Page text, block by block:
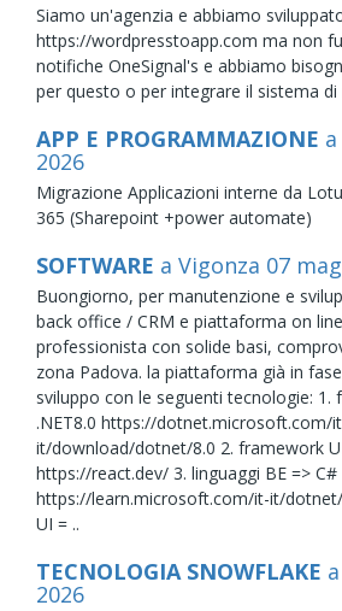
Siamo un'agenzia e abbiamo
https://wordpresstoapp.com ma non
notifiche OneSignal's e abbiamo
per questo o per integrare il sistema di
APP E PROGRAMMAZIONE
2026
Migrazione Applicazioni interne da
365 (Sharepoint +power automate)
SOFTWARE a Vigonza 07 mag
Buongiorno, per manutenzione e
back office / CRM e piattaforma on
professionista con solide basi,
zona Padova. la piattaforma già in
sviluppo con le seguenti tecnologie: 1.
.NET8.0 https://dotnet.microsoft.com/
it/download/dotnet/8.0 2. framework
https://react.dev/ 3. linguaggi BE => C#
https://learn.microsoft.com/it-it/
UI = ..
TECNOLOGIA SNOWFLAKE
2026